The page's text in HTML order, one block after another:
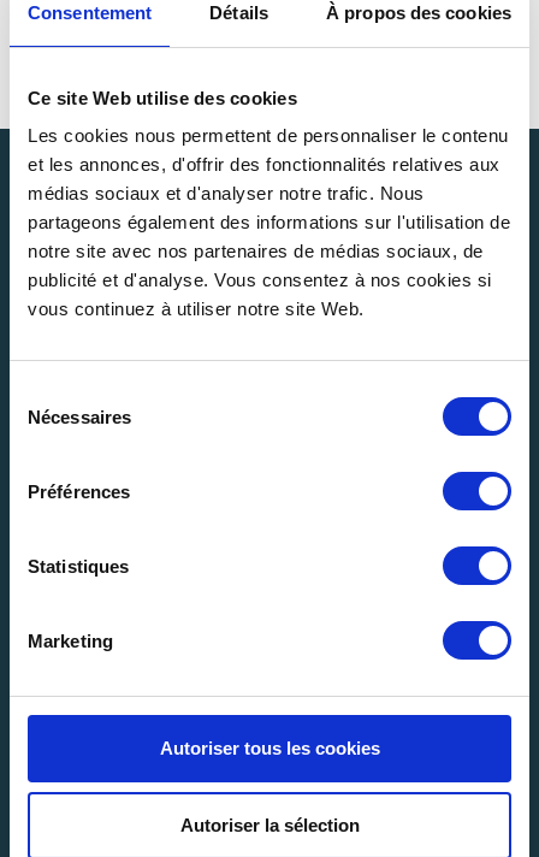
Consentement Détails À propos des cookies
Ce site Web utilise des cookies
Les cookies nous permettent de personnaliser le contenu
et les annonces, d'offrir des fonctionnalités relatives aux
médias sociaux et d'analyser notre trafic. Nous
partageons également des informations sur l'utilisation de
notre site avec nos partenaires de médias sociaux, de
publicité et d'analyse. Vous consentez à nos cookies si
vous continuez à utiliser notre site Web.
Nécessaires
Préférences
Statistiques
Marketing
Autoriser tous les cookies
Autoriser la sélection
Kontaktieren Sie uns >
Unser Unternehmen
Begleiten Sie uns